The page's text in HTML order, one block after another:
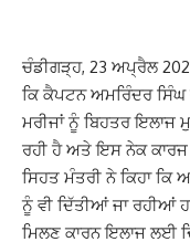
ਚੰਡੀਗੜ੍ਹ, 23 ਅਪ੍ਰੈਲ
ਕਿ ਕੈਪਟਨ ਅਮਰਿੰਦਰ ਸਿੰਘ
ਮਰੀਜਾਂ ਨੂੰ ਬਿਹਤਰ
ਰਹੀ ਹੈ ਅਤੇ ਇਸ ਨੇਕ ਕਾਰਜ
ਸਿਹਤ ਮੰਤਰੀ ਨੇ ਕਿਹਾ ਕਿ
ਨੂੰ ਵੀ ਦਿੱਤੀਆਂ ਜਾ ਰਹੀਆਂ
ਮਿਲਣ ਕਾਰਨ ਇਲਾਜ ਲਈ